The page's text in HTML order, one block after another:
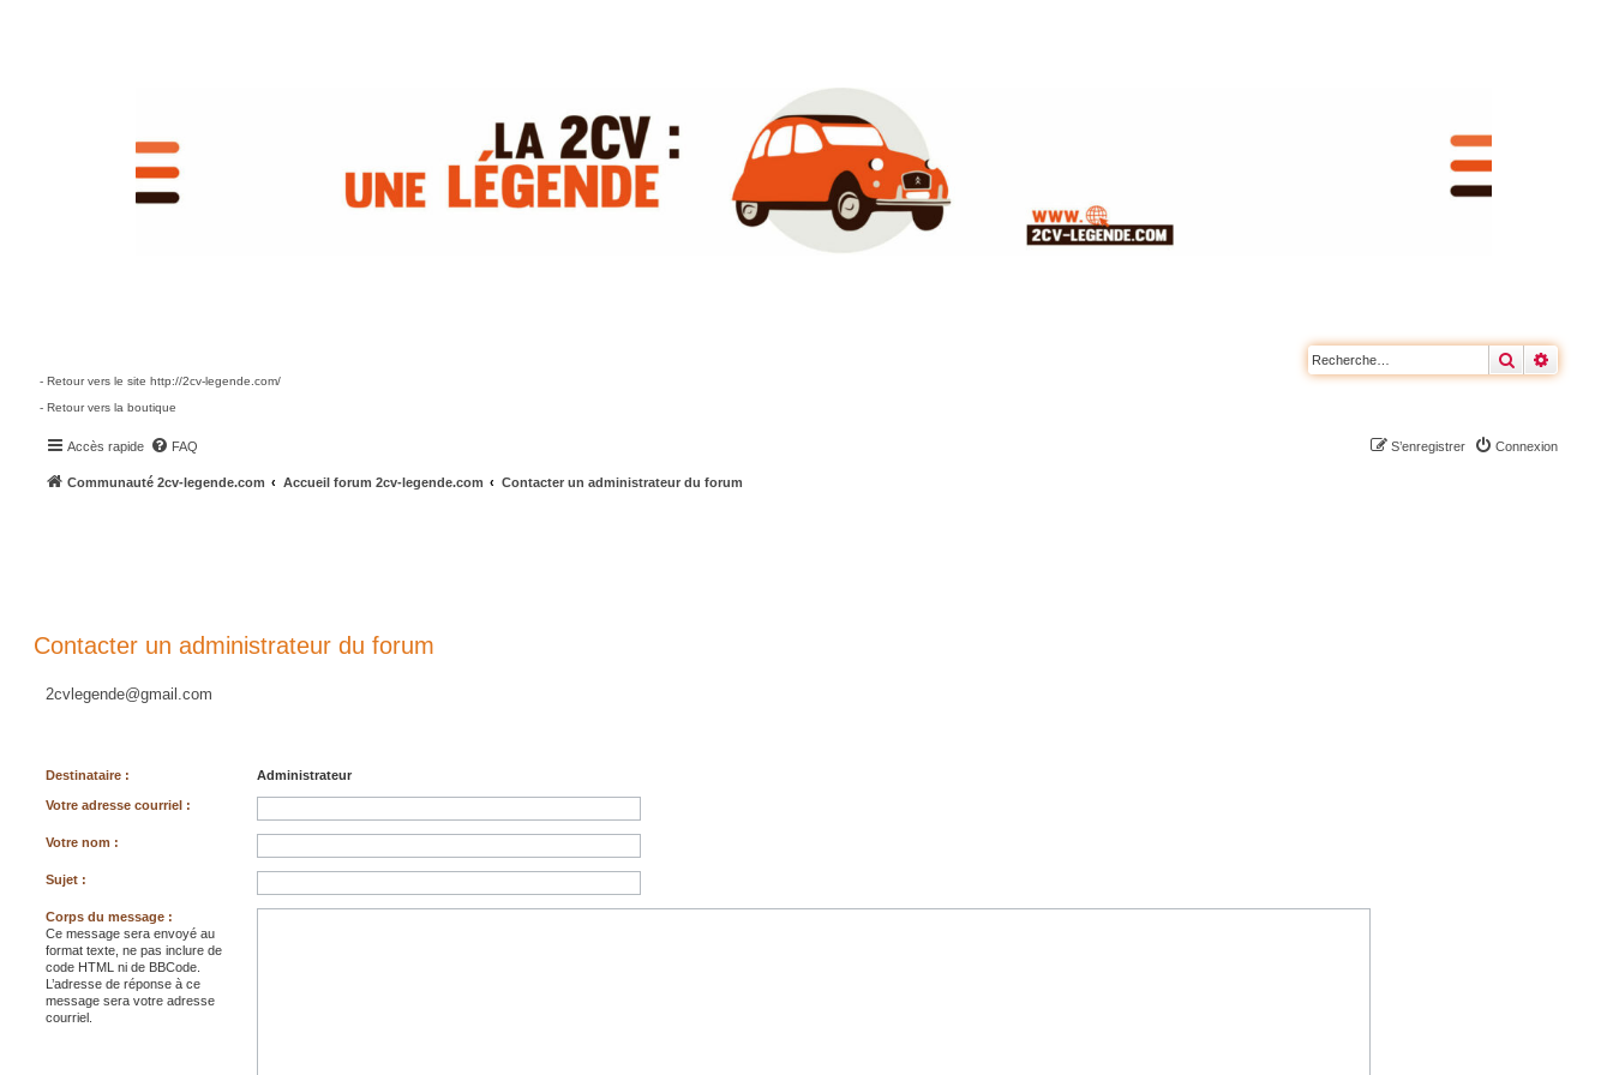
Rechercher
- Retour vers le site http://2cv-legende.com/
- Retour vers la boutique
Accès rapide FAQ Connexion
S’enregistrer
Communauté 2cv-legende.com Accueil forum 2cv-legende.com Contacter un administrateur du forum
Contacter un administrateur du forum
2cvlegende@gmail.com
Destinataire : Administrateur
Votre adresse courriel :
Votre nom :
Sujet :
Corps du message :
Ce message sera envoyé au
format texte, ne pas inclure de
code HTML ni de BBCode.
L’adresse de réponse à ce
message sera votre adresse
courriel.